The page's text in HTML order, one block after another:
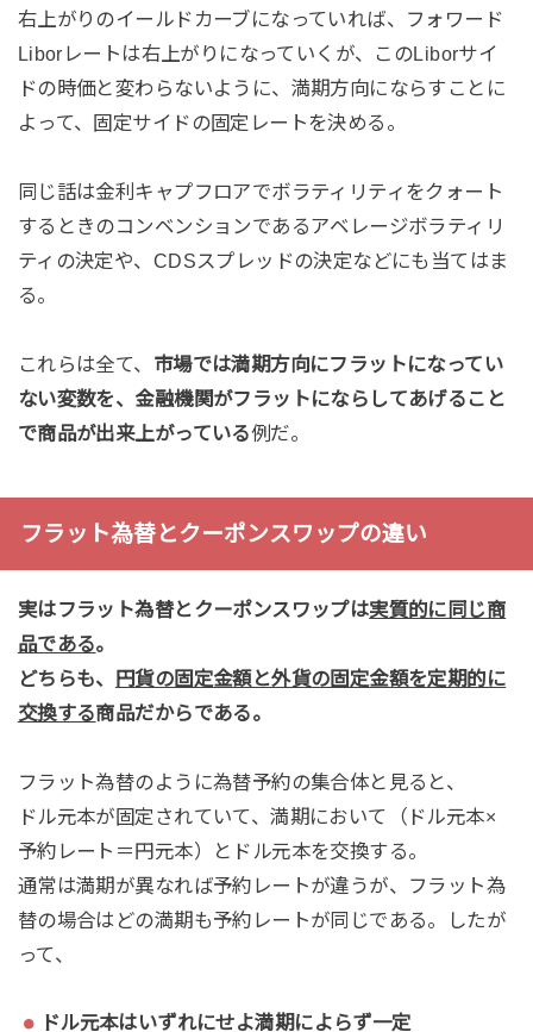
右上がりのイールドカーブになっていれば、フォワード
Liborレートは右上がりになっていくが、このLiborサイ
ドの時価と変わらないように、満期方向にならすことに
よって、固定サイドの固定レートを決める。
同じ話は金利キャプフロアでボラティリティをクォート
するときのコンベンションであるアベレージボラティリ
ティの決定や、CDSスプレッドの決定などにも当てはま
る。
これらは全て、 市場では満期方向にフラットになってい
ない変数を、金融機関がフラットにならしてあげること
で商品が出来上がっている例だ。
フラット為替とクーポンスワップの違い
実はフラット為替とクーポンスワップは実質的に同じ商
品である。
どちらも、
円貨の固定金額と外貨の固定金額を定期的に
交換する商品だからである。
フラット為替のように為替予約の集合体と見ると、
ドル元本が固定されていて、満期において（ドル元本×
予約レート＝円元本）とドル元本を交換する。
通常は満期が異なれば予約レートが違うが、フラット為
替の場合はどの満期も予約レートが同じである。したが
って、
ドル元本はいずれにせよ満期によらず一定